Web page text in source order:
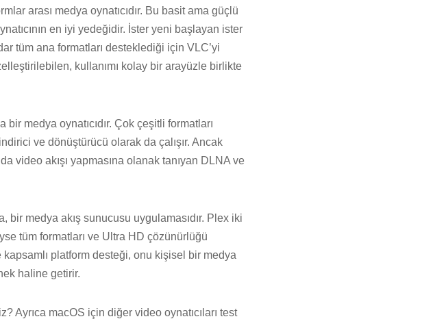
arası medya oynatıcıdır. Bu basit ama güçlü
en iyi yedeğidir. İster yeni başlayan ister
tüm ana formatları desteklediği için VLC’yi
kullanımı kolay bir arayüzle birlikte
medya oynatıcıdır. Çok çeşitli formatları
ve dönüştürücü olarak da çalışır. Ancak
video akışı yapmasına olanak tanıyan DLNA ve
bir medya akış sunucusu uygulamasıdır. Plex iki
tüm formatları ve Ultra HD çözünürlüğü
platform desteği, onu kişisel bir medya
haline getirir.
Ayrıca macOS için diğer video oynatıcıları test